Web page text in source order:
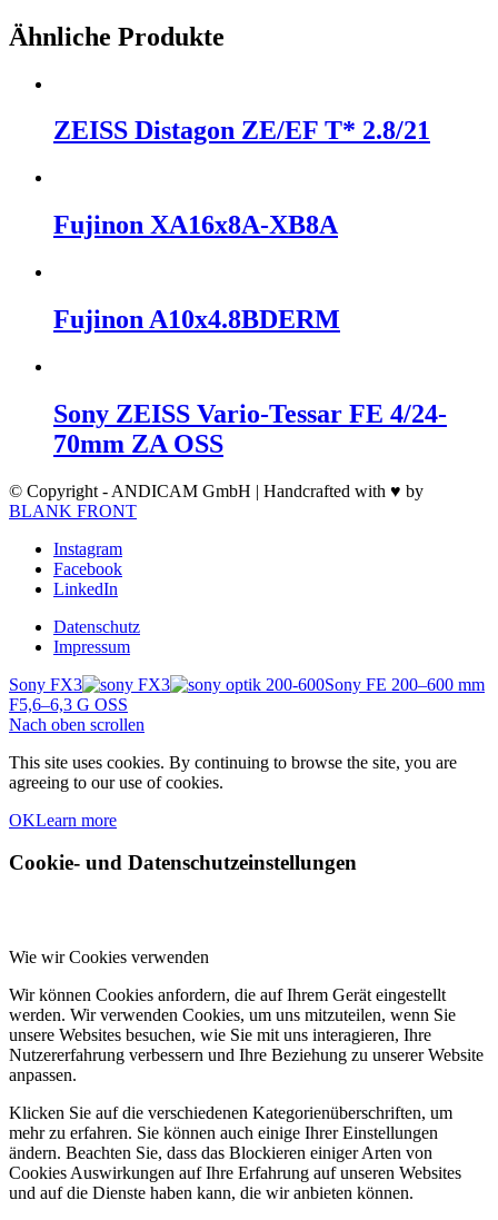
Ähnliche Produkte
ZEISS Distagon ZE/EF T* 2.8/21
Fujinon XA16x8A-XB8A
Fujinon A10x4.8BDERM
Sony ZEISS Vario-Tessar FE 4/24-
70mm ZA OSS
© Copyright - ANDICAM GmbH | Handcrafted with ♥ by
BLANK FRONT
Instagram
Facebook
LinkedIn
Datenschutz
Impressum
Sony FX3
Sony FE 200–600 mm
F5,6–6,3 G OSS
Nach oben scrollen
This site uses cookies. By continuing to browse the site, you are
agreeing to our use of cookies.
OKLearn more
Cookie- und Datenschutzeinstellungen
Wie wir Cookies verwenden
Wir können Cookies anfordern, die auf Ihrem Gerät eingestellt
werden. Wir verwenden Cookies, um uns mitzuteilen, wenn Sie
unsere Websites besuchen, wie Sie mit uns interagieren, Ihre
Nutzererfahrung verbessern und Ihre Beziehung zu unserer Website
anpassen.
Klicken Sie auf die verschiedenen Kategorienüberschriften, um
mehr zu erfahren. Sie können auch einige Ihrer Einstellungen
ändern. Beachten Sie, dass das Blockieren einiger Arten von
Cookies Auswirkungen auf Ihre Erfahrung auf unseren Websites
und auf die Dienste haben kann, die wir anbieten können.